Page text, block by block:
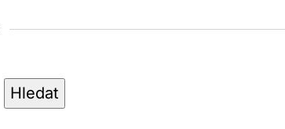
Hledat